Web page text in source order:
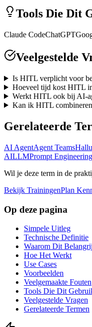
Tools Die Dit
Claude CodeChatGPT
Veelgestelde
Is HITL verplicht voor
Hoeveel tijd kost HITL
Werkt HITL ook bij AI-
Kan ik HITL
Gerelateerde
AI AgentAgent Teams
AILLMPrompt Engineering
Wil je deze term in de
Bekijk TrainingenPlan
Op deze pagina
Simpele Uitleg
Technische Definitie
Waarom Dit
Hoe Het Werkt
Use Cases
Voorbeelden
Veelgemaakte Fouten
Tools Die Dit
Veelgestelde Vragen
Gerelateerde Termen